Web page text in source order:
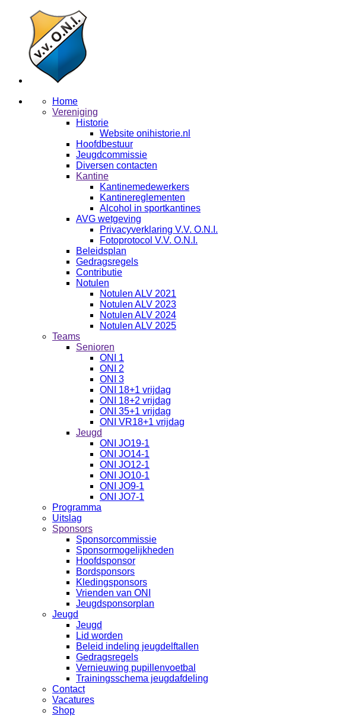
Home
Vereniging
Historie
Website onihistorie.nl
Hoofdbestuur
Jeugdcommissie
Diversen contacten
Kantine
Kantinemedewerkers
Kantinereglementen
Alcohol in sportkantines
AVG wetgeving
Privacyverklaring V.V. O.N.I.
Fotoprotocol V.V. O.N.I.
Beleidsplan
Gedragsregels
Contributie
Notulen
Notulen ALV 2021
Notulen ALV 2023
Notulen ALV 2024
Notulen ALV 2025
Teams
Senioren
ONI 1
ONI 2
ONI 3
ONI 18+1 vrijdag
ONI 18+2 vrijdag
ONI 35+1 vrijdag
ONI VR18+1 vrijdag
Jeugd
ONI JO19-1
ONI JO14-1
ONI JO12-1
ONI JO10-1
ONI JO9-1
ONI JO7-1
Programma
Uitslag
Sponsors
Sponsorcommissie
Sponsormogelijkheden
Hoofdsponsor
Bordsponsors
Kledingsponsors
Vrienden van ONI
Jeugdsponsorplan
Jeugd
Jeugd
Lid worden
Beleid indeling jeugdelftallen
Gedragsregels
Vernieuwing pupillenvoetbal
Trainingsschema jeugdafdeling
Contact
Vacatures
Shop